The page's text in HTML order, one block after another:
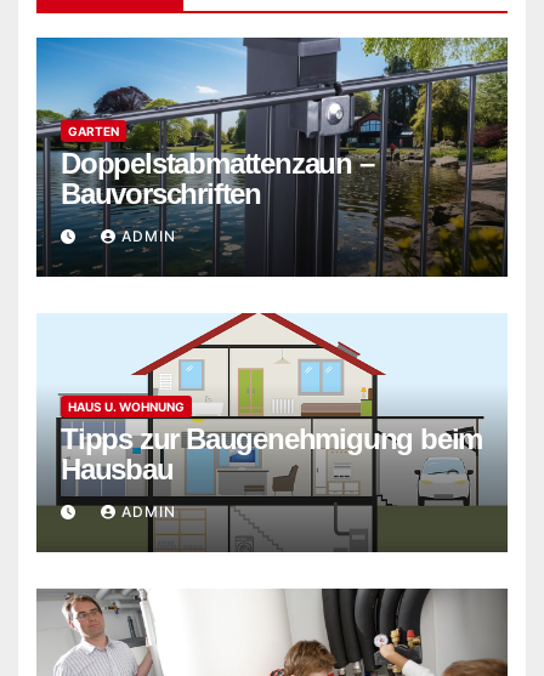
GARTEN
Doppelstabmattenzaun –
Bauvorschriften
ADMIN
HAUS U. WOHNUNG
Tipps zur Baugenehmigung beim
Hausbau
ADMIN